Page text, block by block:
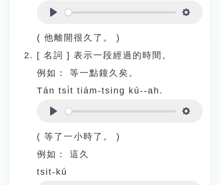
( 他離開很久了。 )
[ 名詞 ] 表示一段經過的時間。
例如：
等一點鐘久矣。
Tán tsi̍t tiám-tsing kú--ah.
( 等了一小時了。 )
例如：
這久
tsit-kú